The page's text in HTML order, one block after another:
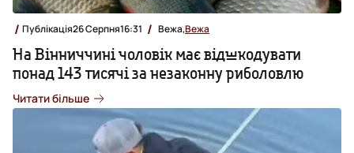
Публікація26 Серпня16:31 Вежа,Вежа
На Вінниччині чоловік має відшкодувати
понад 143 тисячі за незаконну риболовлю
Читати більше